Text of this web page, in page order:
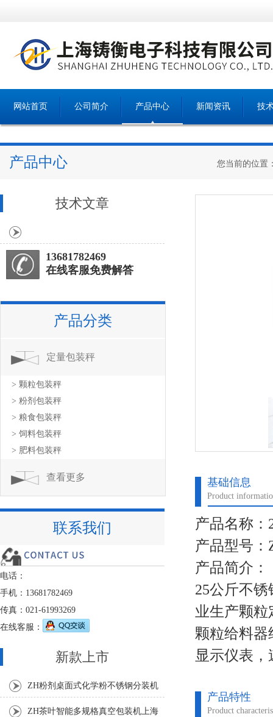
网站首页 公司简介 产品中心 新闻资讯 技
产品中心 您当前的位置
基础信息
Product
产品名称
产品型号：
产品简介：
25公斤不
业生产颗
颗粒给料
显示仪表
产品特性
Product
技术文章
13681782469
在线客服免费解答
产品分类
定量包装秤
> 颗粒包装秤
> 粉剂包装秤
> 粮食包装秤
> 饲料包装秤
> 肥料包装秤
查看更多
联系我们
电话：
手机：13681782469
传真：021-61993269
在线客服：
新款上市
ZH粉剂桌面式化学粉不锈钢分装机
ZH茶叶智能多规格真空包装机上海